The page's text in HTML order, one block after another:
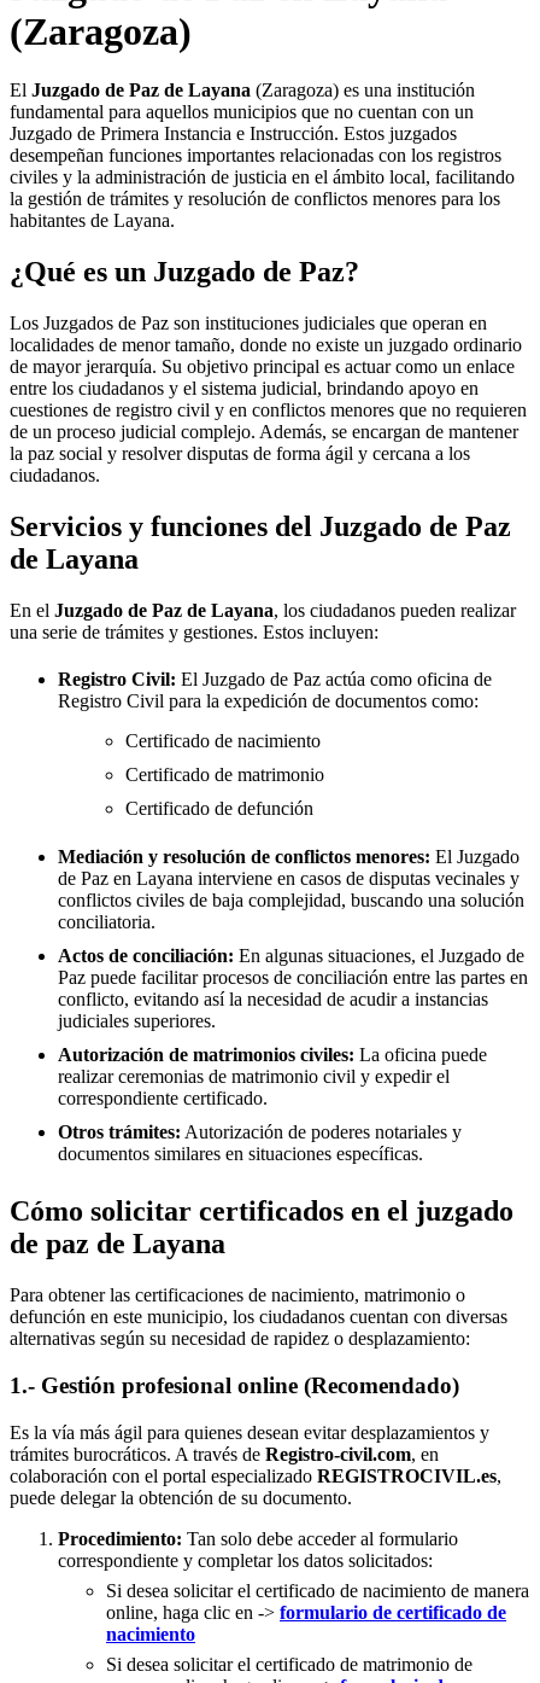
(Zaragoza)
El Juzgado de Paz de Layana (Zaragoza) es una institución
fundamental para aquellos municipios que no cuentan con un
Juzgado de Primera Instancia e Instrucción. Estos juzgados
desempeñan funciones importantes relacionadas con los registros
civiles y la administración de justicia en el ámbito local, facilitando
la gestión de trámites y resolución de conflictos menores para los
habitantes de Layana.
¿Qué es un Juzgado de Paz?
Los Juzgados de Paz son instituciones judiciales que operan en
localidades de menor tamaño, donde no existe un juzgado ordinario
de mayor jerarquía. Su objetivo principal es actuar como un enlace
entre los ciudadanos y el sistema judicial, brindando apoyo en
cuestiones de registro civil y en conflictos menores que no requieren
de un proceso judicial complejo. Además, se encargan de mantener
la paz social y resolver disputas de forma ágil y cercana a los
ciudadanos.
Servicios y funciones del Juzgado de Paz
de Layana
En el Juzgado de Paz de Layana, los ciudadanos pueden realizar
una serie de trámites y gestiones. Estos incluyen:
Registro Civil: El Juzgado de Paz actúa como oficina de
Registro Civil para la expedición de documentos como:
Certificado de nacimiento
Certificado de matrimonio
Certificado de defunción
Mediación y resolución de conflictos menores: El Juzgado
de Paz en Layana interviene en casos de disputas vecinales y
conflictos civiles de baja complejidad, buscando una solución
conciliatoria.
Actos de conciliación: En algunas situaciones, el Juzgado de
Paz puede facilitar procesos de conciliación entre las partes en
conflicto, evitando así la necesidad de acudir a instancias
judiciales superiores.
Autorización de matrimonios civiles: La oficina puede
realizar ceremonias de matrimonio civil y expedir el
correspondiente certificado.
Otros trámites: Autorización de poderes notariales y
documentos similares en situaciones específicas.
Cómo solicitar certificados en el juzgado
de paz de Layana
Para obtener las certificaciones de nacimiento, matrimonio o
defunción en este municipio, los ciudadanos cuentan con diversas
alternativas según su necesidad de rapidez o desplazamiento:
1.- Gestión profesional online (Recomendado)
Es la vía más ágil para quienes desean evitar desplazamientos y
trámites burocráticos. A través de Registro-civil.com, en
colaboración con el portal especializado REGISTROCIVIL.es,
puede delegar la obtención de su documento.
Procedimiento: Tan solo debe acceder al formulario
correspondiente y completar los datos solicitados:
Si desea solicitar el certificado de nacimiento de manera
online, haga clic en -> formulario de certificado de
nacimiento
Si desea solicitar el certificado de matrimonio de